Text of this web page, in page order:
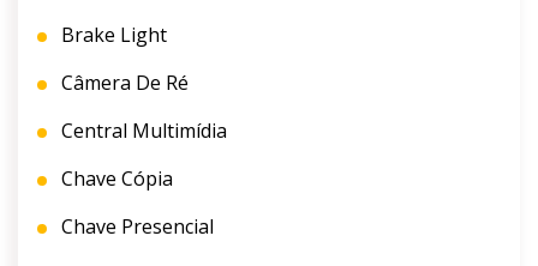
Brake Light
Câmera De Ré
Central Multimídia
Chave Cópia
Chave Presencial